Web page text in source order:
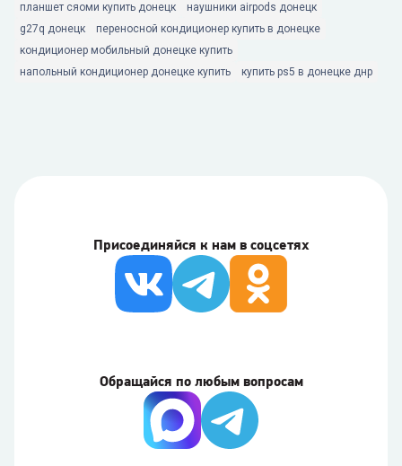
планшет сяоми купить донецк
наушники airpods донецк
g27q донецк
переносной кондиционер купить в донецке
кондиционер мобильный донецке купить
напольный кондиционер донецке купить
купить ps5 в донецке днр
Присоединяйся к нам в соцсетях
Обращайся по любым вопросам